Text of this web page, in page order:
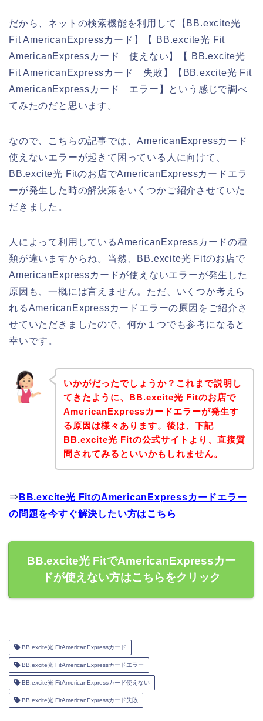
だから、ネットの検索機能を利用して【BB.excite光
Fit AmericanExpressカード】【 BB.excite光 Fit
AmericanExpressカード 使えない】【 BB.excite光
Fit AmericanExpressカード 失敗】【BB.excite光 Fit
AmericanExpressカード エラー】という感じで調べ
てみたのだと思います。
なので、こちらの記事では、AmericanExpressカード
使えないエラーが起きて困っている人に向けて、
BB.excite光 Fitのお店でAmericanExpressカードエラ
ーが発生した時の解決策をいくつかご紹介させていた
だきました。
人によって利用しているAmericanExpressカードの種
類が違いますからね。当然、BB.excite光 Fitのお店で
AmericanExpressカードが使えないエラーが発生した
原因も、一概には言えません。ただ、いくつか考えら
れるAmericanExpressカードエラーの原因をご紹介さ
せていただきましたので、何か１つでも参考になると
幸いです。
いかがだったでしょうか？これまで説明し
てきたように、BB.excite光 Fitのお店で
AmericanExpressカードエラーが発生す
る原因は様々あります。後は、下記
BB.excite光 Fitの公式サイトより、直接質
問されてみるといいかもしれません。
⇒ BB.excite光 FitのAmericanExpressカードエラー
の問題を今すぐ解決したい方はこちら
BB.excite光 FitでAmericanExpressカー
ドが使えない方はこちらをクリック
BB.excite光 FitAmericanExpressカード
BB.excite光 FitAmericanExpressカードエラー
BB.excite光 FitAmericanExpressカード使えない
BB.excite光 FitAmericanExpressカード失敗